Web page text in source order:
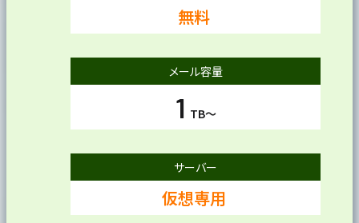
無料
メール容量
1 TB～
サーバー
仮想専用